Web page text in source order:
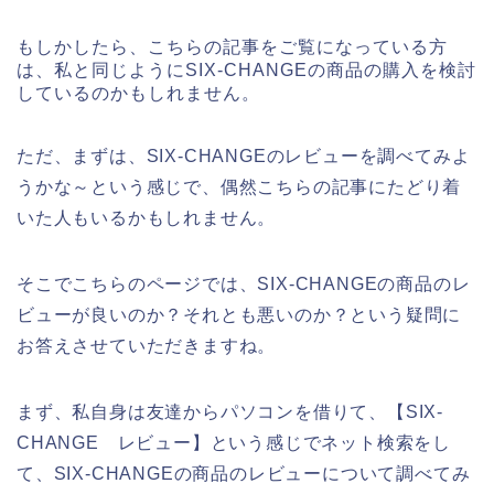
もしかしたら、こちらの記事をご覧になっている方
は、私と同じようにSIX-CHANGEの商品の購入を検討
しているのかもしれません。
ただ、まずは、SIX-CHANGEのレビューを調べてみよ
うかな～という感じで、偶然こちらの記事にたどり着
いた人もいるかもしれません。
そこでこちらのページでは、SIX-CHANGEの商品のレ
ビューが良いのか？それとも悪いのか？という疑問に
お答えさせていただきますね。
まず、私自身は友達からパソコンを借りて、【SIX-
CHANGE レビュー】という感じでネット検索をし
て、SIX-CHANGEの商品のレビューについて調べてみ